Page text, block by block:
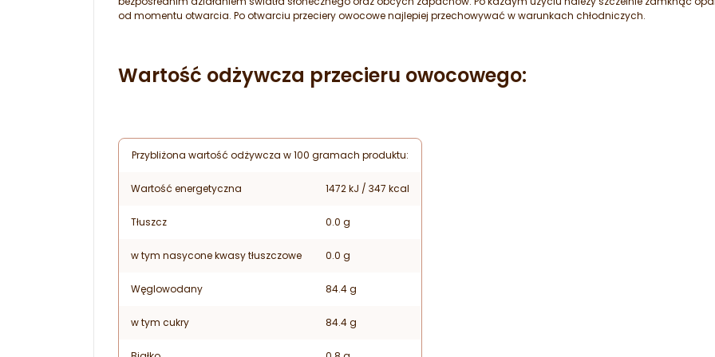
od momentu otwarcia. Po otwarciu przeciery owocowe najlepiej przechowywać w warunkach chłodniczych.
Wartość odżywcza przecieru owocowego:
Przybliżona wartość odżywcza w 100 gramach produktu:
Wartość energetyczna 1472 kJ / 347 kcal
Tłuszcz 0.0 g
w tym nasycone kwasy tłuszczowe 0.0 g
Węglowodany 84.4 g
w tym cukry 84.4 g